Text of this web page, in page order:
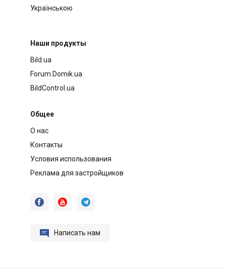
Українською
Наши продукты
Bild.ua
Forum.Domik.ua
BildControl.ua
Общее
О нас
Контакты
Условия использования
Реклама для застройщиков
  
 Написать нам